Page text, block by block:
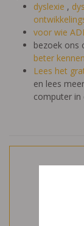
dyslexie ,
voor wie
bezoek ons
beter
Lees het
en lees
computer in